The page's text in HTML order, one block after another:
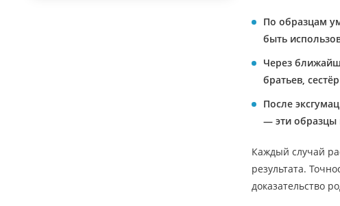
По образцам
быть
Через
братьев,
После
— эти образцы
Каждый случай
результата.
доказательство